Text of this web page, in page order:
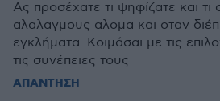
Ας προσέχατε τι ψηφίζατε και τι
αλαλαγμους αλομα και οταν
εγκλήματα. Κοιμάσαι με τις
τις συνέπειες τους
ΑΠΑΝΤΗΣΗ